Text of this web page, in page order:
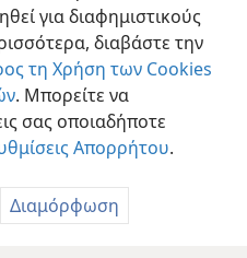
για διαφημιστικούς
διαβάστε την
τη Χρήση των Cookies
. Μπορείτε να
σας οποιαδήποτε
Απορρήτου.
Διαμόρφωση
and Tract Society of Pennsylvania
Ρυθμίσεις Απορρήτου
Σύνδεση